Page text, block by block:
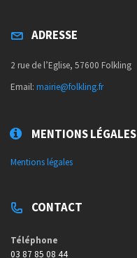
ADRESSE
2 rue de l’Eglise, 57600 Folkling
Email: mairie@folkling.fr
MENTIONS LÉGALES
Mentions légales
CONTACT
Téléphone
03 87 85 08 44